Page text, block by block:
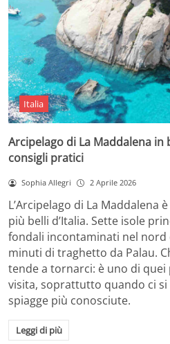
Italia
Arcipelago di La Maddalena
consigli pratici
Sophia Allegri 2 Aprile 2026
L’Arcipelago di La Maddalena
più belli d’Italia. Sette isole
fondali incontaminati nel nord
minuti di traghetto da Palau.
tende a tornarci: è uno di
visita, soprattutto quando ci si
spiagge più conosciute.
Leggi di più